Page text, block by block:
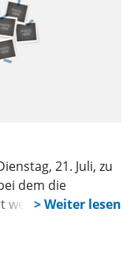
21. Juli, zu
dem die
werden musste.